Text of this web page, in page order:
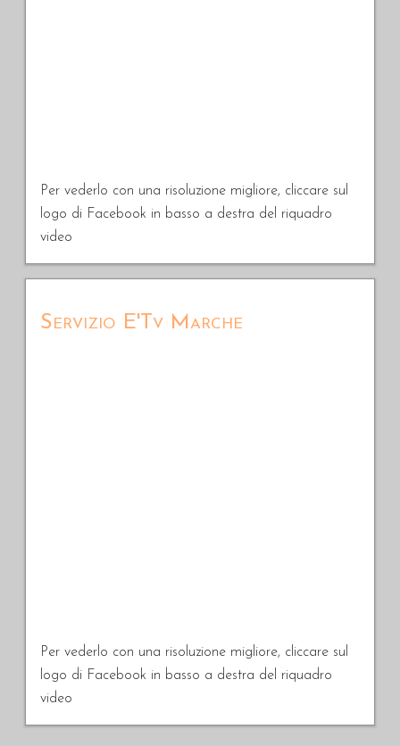
Per vederlo con una risoluzione migliore, cliccare sul
logo di Facebook in basso a destra del riquadro
video
Servizio E'Tv Marche
Per vederlo con una risoluzione migliore, cliccare sul
logo di Facebook in basso a destra del riquadro
video